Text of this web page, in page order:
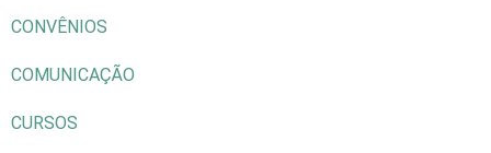
CONVÊNIOS
COMUNICAÇÃO
CURSOS